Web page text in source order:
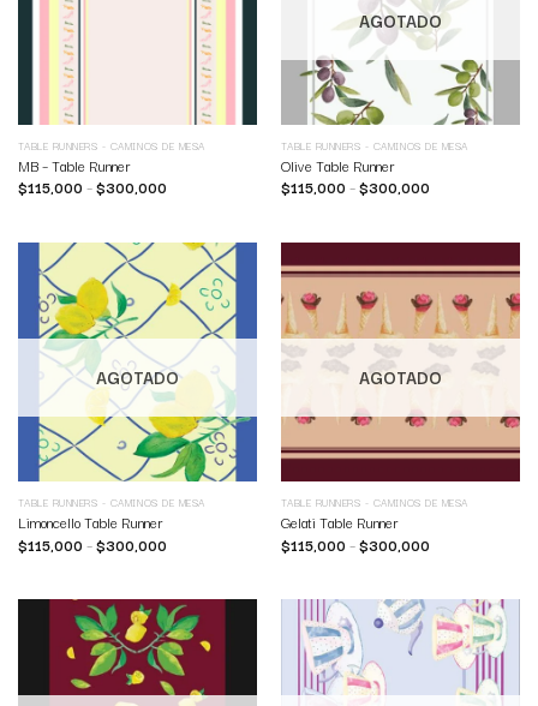
TABLE RUNNERS - CAMINOS DE MESA
MB – Table Runner
$115,000 –$300,000
AGOTADO
TABLE RUNNERS - CAMINOS DE MESA
Olive Table Runner
$115,000 –$300,000
AGOTADO
TABLE RUNNERS - CAMINOS DE MESA
Limoncello Table Runner
$115,000 –$300,000
AGOTADO
TABLE RUNNERS - CAMINOS DE MESA
Gelati Table Runner
$115,000 –$300,000